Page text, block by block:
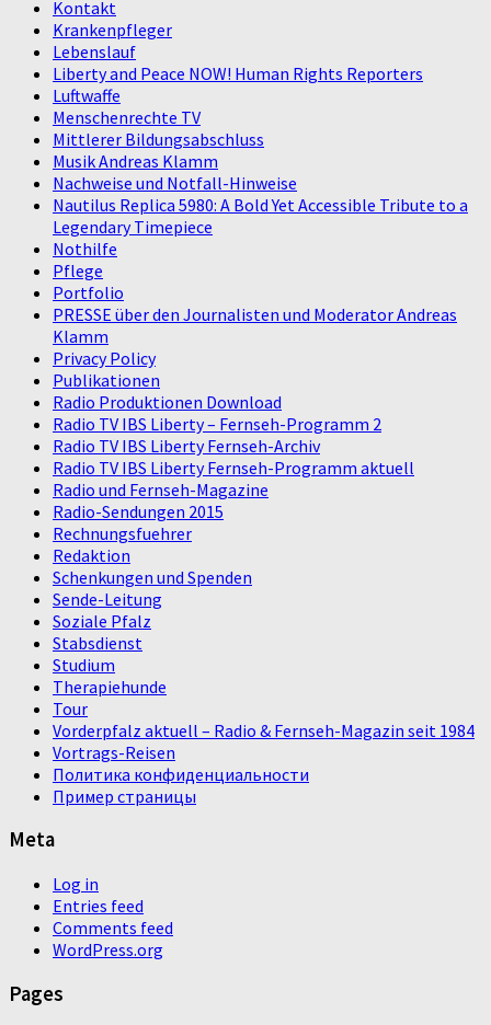
Kontakt
Krankenpfleger
Lebenslauf
Liberty and Peace NOW! Human Rights Reporters
Luftwaffe
Menschenrechte TV
Mittlerer Bildungsabschluss
Musik Andreas Klamm
Nachweise und Notfall-Hinweise
Nautilus Replica 5980: A Bold Yet Accessible Tribute to a
Legendary Timepiece
Nothilfe
Pflege
Portfolio
PRESSE über den Journalisten und Moderator Andreas
Klamm
Privacy Policy
Publikationen
Radio Produktionen Download
Radio TV IBS Liberty – Fernseh-Programm 2
Radio TV IBS Liberty Fernseh-Archiv
Radio TV IBS Liberty Fernseh-Programm aktuell
Radio und Fernseh-Magazine
Radio-Sendungen 2015
Rechnungsfuehrer
Redaktion
Schenkungen und Spenden
Sende-Leitung
Soziale Pfalz
Stabsdienst
Studium
Therapiehunde
Tour
Vorderpfalz aktuell – Radio & Fernseh-Magazin seit 1984
Vortrags-Reisen
Политика конфиденциальности
Пример страницы
Meta
Log in
Entries feed
Comments feed
WordPress.org
Pages